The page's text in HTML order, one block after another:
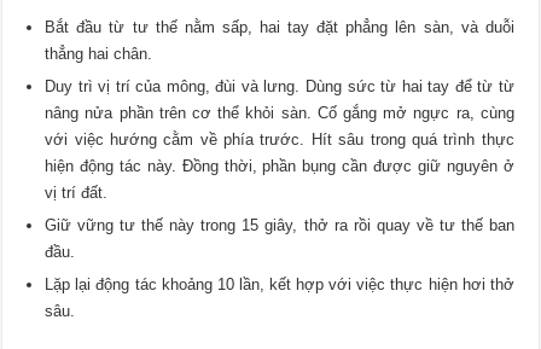
Bắt đầu từ tư thế nằm sấp, hai tay đặt phẳng lên sàn, và duỗi
thẳng hai chân.
Duy trì vị trí của mông, đùi và lưng. Dùng sức từ hai tay để từ từ
nâng nửa phần trên cơ thể khỏi sàn. Cố gắng mở ngực ra, cùng
với việc hướng cằm về phía trước. Hít sâu trong quá trình thực
hiện động tác này. Đồng thời, phần bụng cần được giữ nguyên ở
vị trí đất.
Giữ vững tư thế này trong 15 giây, thở ra rồi quay về tư thế ban
đầu.
Lặp lại động tác khoảng 10 lần, kết hợp với việc thực hiện hơi thở
sâu.